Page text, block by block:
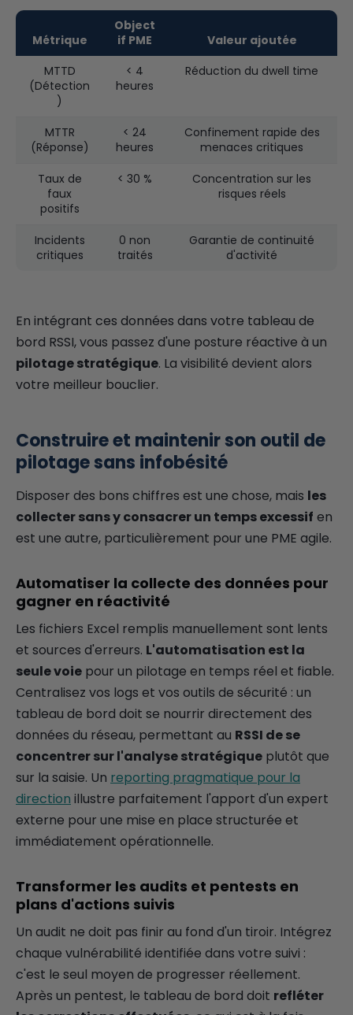
Métrique
Object
if PME
Valeur ajoutée
MTTD
(Détection
)
< 4
heures
Réduction du dwell time
MTTR
(Réponse)
< 24
heures
Confinement rapide des
menaces critiques
Taux de
faux
positifs
< 30 %
Concentration sur les
risques réels
Incidents
critiques
0 non
traités
Garantie de continuité
d'activité
En intégrant ces données dans votre tableau de
bord RSSI, vous passez d'une posture réactive à un
pilotage stratégique. La visibilité devient alors
votre meilleur bouclier.
Construire et maintenir son outil de
pilotage sans infobésité
Disposer des bons chiffres est une chose, mais les
collecter sans y consacrer un temps excessif en
est une autre, particulièrement pour une PME agile.
Automatiser la collecte des données pour
gagner en réactivité
Les fichiers Excel remplis manuellement sont lents
et sources d'erreurs. L'automatisation est la
seule voie pour un pilotage en temps réel et fiable.
Centralisez vos logs et vos outils de sécurité : un
tableau de bord doit se nourrir directement des
données du réseau, permettant au RSSI de se
concentrer sur l'analyse stratégique plutôt que
sur la saisie. Un reporting pragmatique pour la
direction illustre parfaitement l'apport d'un expert
externe pour une mise en place structurée et
immédiatement opérationnelle.
Transformer les audits et pentests en
plans d'actions suivis
Un audit ne doit pas finir au fond d'un tiroir. Intégrez
chaque vulnérabilité identifiée dans votre suivi :
c'est le seul moyen de progresser réellement.
Après un pentest, le tableau de bord doit refléter